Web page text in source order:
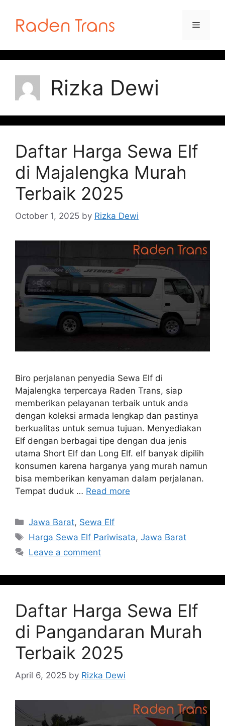
content
Menu
Rizka Dewi
Daftar Harga Sewa Elf
di Majalengka Murah
Terbaik 2025
October 1, 2025 by Rizka Dewi
Biro perjalanan penyedia Sewa Elf di
Majalengka terpercaya Raden Trans, siap
memberikan pelayanan terbaik untuk anda
dengan koleksi armada lengkap dan pastinya
berkualitas untuk semua tujuan. Menyediakan
Elf dengan berbagai tipe dengan dua jenis
utama Short Elf dan Long Elf. elf banyak dipilih
konsumen karena harganya yang murah namun
bisa memberikan kenyaman dalam perjalanan.
Tempat duduk … Read more
Categories
Jawa Barat, Sewa Elf
Tags
Harga Sewa Elf Pariwisata,Jawa Barat
Leave a comment
Daftar Harga Sewa Elf
di Pangandaran Murah
Terbaik 2025
April 6, 2025 by Rizka Dewi